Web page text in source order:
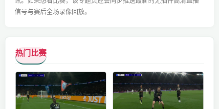
信号与赛后全场录像回放。
热门比赛